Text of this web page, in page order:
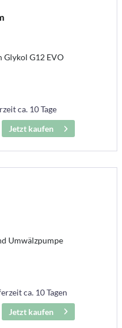
Glykol G12 EVO
ca. 10 Tage
Jetzt kaufen
Umwälzpumpe
ca. 10 Tagen
Jetzt kaufen